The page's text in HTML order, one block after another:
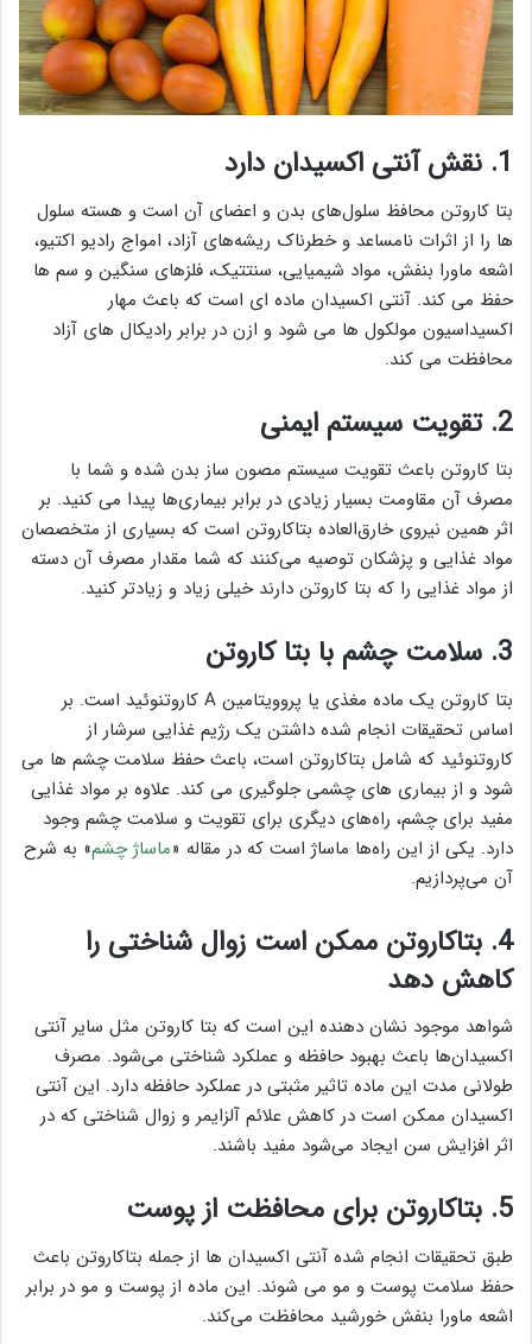
1. نقش آنتی اکسیدان دارد
بتا کاروتن محافظ سلول‌های بدن و اعضای آن است و هسته سلول
ها را از اثرات نامساعد و خطرناک ریشه‌های آزاد، امواج رادیو اکتیو،
اشعه ماورا بنفش، مواد شیمیایی، سنتتیک، فلزهای سنگین و سم ها
حفظ می کند. آنتی اکسیدان ماده ای است که باعث مهار
اکسیداسیون مولکول ها می شود و ازن در برابر رادیکال های آزاد
محافظت می کند.
2. تقویت سیستم ایمنی
بتا کاروتن باعث تقویت سیستم مصون ساز بدن شده و شما با
مصرف آن مقاومت بسیار زیادی در برابر بیماری‌ها پیدا می کنید. بر
اثر همین نیروی خارق‌العاده بتاکاروتن است که بسیاری از متخصصان
مواد غذایی و پزشکان توصیه می‌کنند که شما مقدار مصرف آن دسته
از مواد غذایی را که بتا کاروتن دارند خیلی زیاد و زیادتر کنید.
3. سلامت چشم با بتا کاروتن
بتا کاروتن یک ماده مغذی یا پروویتامین A کاروتنوئید است. بر
اساس تحقیقات انجام شده داشتن یک رژیم غذایی سرشار از
کاروتنوئید که شامل بتاکاروتن است، باعث حفظ سلامت چشم ها می
شود و از بیماری های چشمی جلوگیری می کند. علاوه بر مواد غذایی
مفید برای چشم، راه‌های دیگری برای تقویت و سلامت چشم وجود
دارد. یکی از این راه‌ها ماساژ است که در مقاله «ماساژ چشم» به شرح
آن می‌پردازیم.
4. بتاکاروتن ممکن است زوال شناختی را
کاهش دهد
شواهد موجود نشان دهنده این است که بتا کاروتن مثل سایر آنتی
اکسیدان‌ها باعث بهبود حافظه و عملکرد شناختی می‌شود. مصرف
طولانی مدت این ماده تاثیر مثبتی در عملکرد حافظه دارد. این آنتی
اکسیدان ممکن است در کاهش علائم آلزایمر و زوال شناختی که در
اثر افزایش سن ایجاد می‌شود مفید باشند.
5. بتاکاروتن برای محافظت از پوست
طبق تحقیقات انجام شده آنتی اکسیدان ها از جمله بتاکاروتن باعث
حفظ سلامت پوست و مو می شوند. این ماده از پوست و مو در برابر
اشعه ماورا بنفش خورشید محافظت می‌کند.